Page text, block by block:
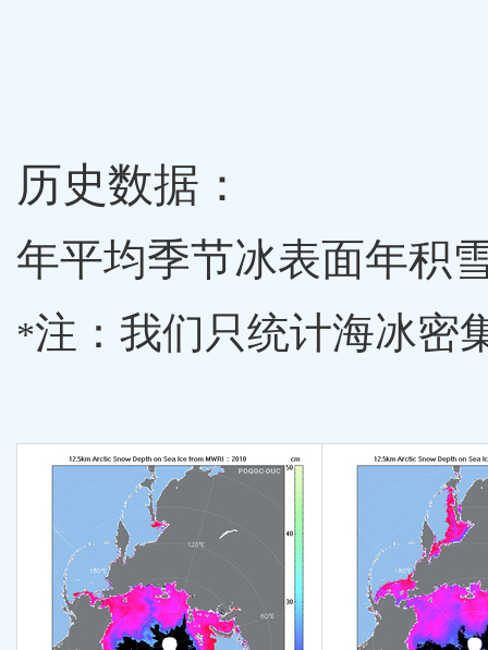
历史数据：
年平均季节冰表面年积
*注：我们只统计海冰密